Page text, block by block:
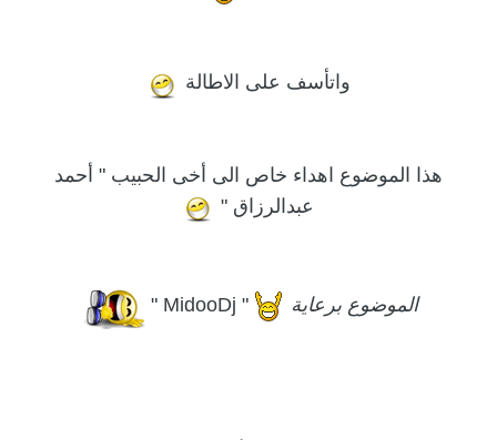
واتأسف على الاطالة
هذا الموضوع اهداء خاص الى أخى الحبيب " أحمد
عبدالرزاق "
الموضوع برعاية " MidooDj "